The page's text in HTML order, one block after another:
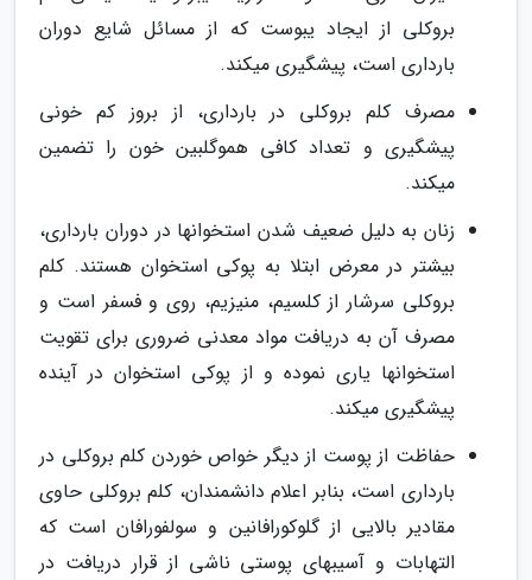
بروکلی از ایجاد یبوست که از مسائل شایع دوران
بارداری است، پیشگیری میکند.
مصرف کلم بروکلی در بارداری، از بروز کم خونی
پیشگیری و تعداد کافی هموگلبین خون را تضمین
میکند.
زنان به دلیل ضعیف شدن استخوانها در دوران بارداری،
بیشتر در معرض ابتلا به پوکی استخوان هستند. کلم
بروکلی سرشار از کلسیم، منیزیم، روی و فسفر است و
مصرف آن به دریافت مواد معدنی ضروری برای تقویت
استخوانها یاری نموده و از پوکی استخوان در آینده
پیشگیری میکند.
حفاظت از پوست از دیگر خواص خوردن کلم بروکلی در
بارداری است، بنابر اعلام دانشمندان، کلم بروکلی حاوی
مقادیر بالایی از گلوکورافانین و سولفورافان است که
التهابات و آسیبهای پوستی ناشی از قرار دریافت در